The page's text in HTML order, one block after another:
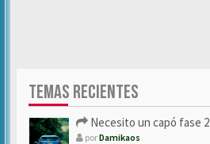
TEMAS RECIENTES
Necesito un capó fase 2
porDamikaos